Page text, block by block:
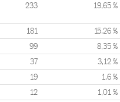
233 19,65 %
181 15,26 %
99 8,35 %
37 3,12 %
19 1,6 %
12 1,01 %